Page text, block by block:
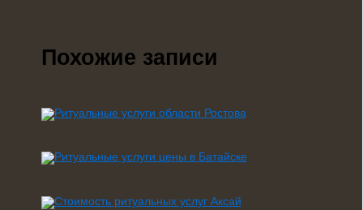
Похожие записи